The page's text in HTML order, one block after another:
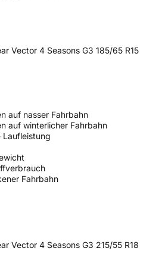
G3
Vector 4 Seasons G3 185/65 R15
auf nasser Fahrbahn
auf winterlicher Fahrbahn
Laufleistung
Fahrbahn
Vector 4 Seasons G3 215/55 R18